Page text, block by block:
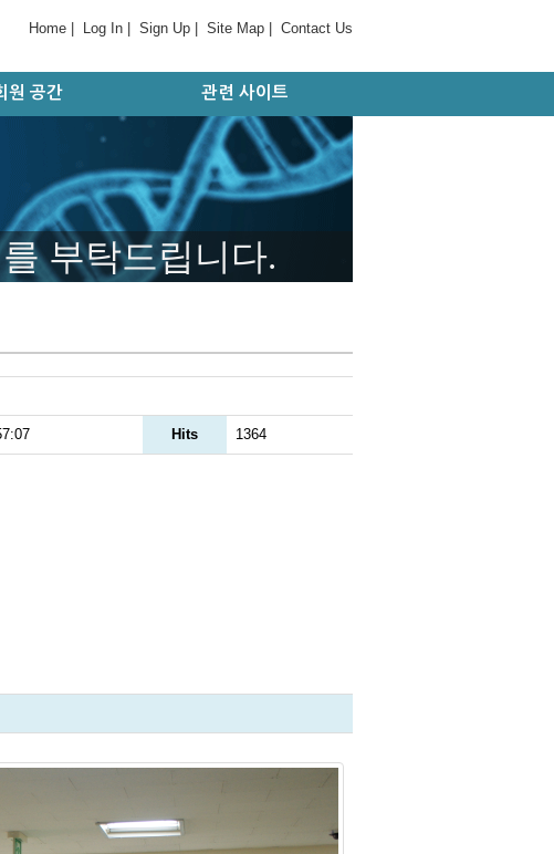
Home Log In Sign Up Site Map Contact Us
원 공간 관련 사이트
대학 및 병원
학회/협회
기관/연구소
국외 사이트
부탁드립니다.
Hits 1364